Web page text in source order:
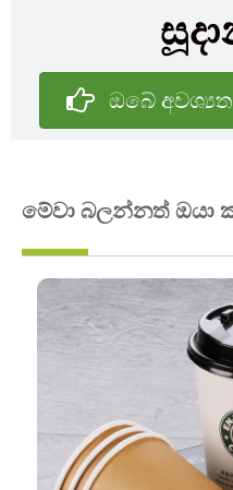
ඔබේ
මේවා බලන්නත් ඔයා